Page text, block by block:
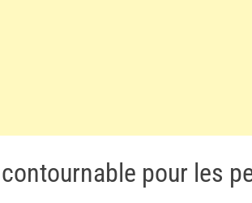
pour les